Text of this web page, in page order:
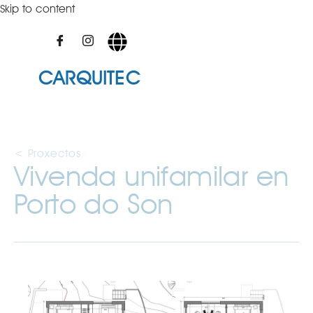
Skip to content
CARQUITEC
< Proxectos
Vivenda unifamilar en
Porto do Son